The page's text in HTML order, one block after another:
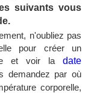
o
suivants vous
n'oubliez pas
pour créer un
et voir la date
demandez par où
corporelle,